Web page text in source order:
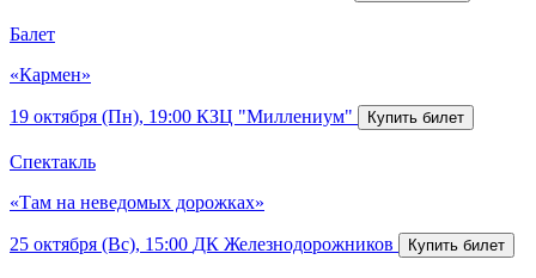
Балет
«Кармен»
19 октября (Пн), 19:00 КЗЦ "Миллениум"
Спектакль
«Там на неведомых дорожках»
25 октября (Вс), 15:00 ДК Железнодорожников